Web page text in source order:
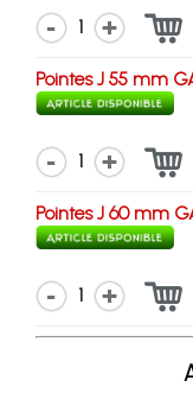
1
Pointes J 55 mm
1
Pointes J 60 mm
1